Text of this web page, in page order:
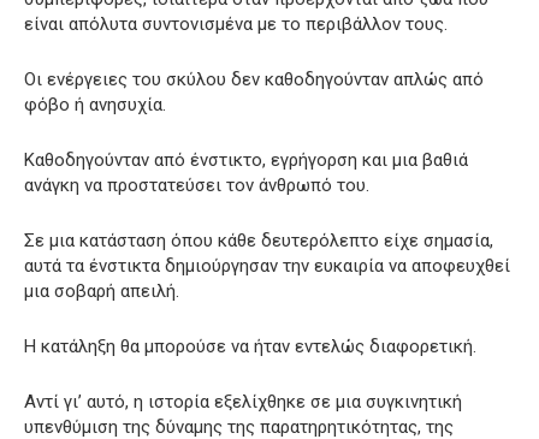
είναι απόλυτα συντονισμένα με το περιβάλλον τους.
Οι ενέργειες του σκύλου δεν καθοδηγούνταν απλώς από
φόβο ή ανησυχία.
Καθοδηγούνταν από ένστικτο, εγρήγορση και μια βαθιά
ανάγκη να προστατεύσει τον άνθρωπό του.
Σε μια κατάσταση όπου κάθε δευτερόλεπτο είχε σημασία,
αυτά τα ένστικτα δημιούργησαν την ευκαιρία να αποφευχθεί
μια σοβαρή απειλή.
Η κατάληξη θα μπορούσε να ήταν εντελώς διαφορετική.
Αντί γι’ αυτό, η ιστορία εξελίχθηκε σε μια συγκινητική
υπενθύμιση της δύναμης της παρατηρητικότητας, της